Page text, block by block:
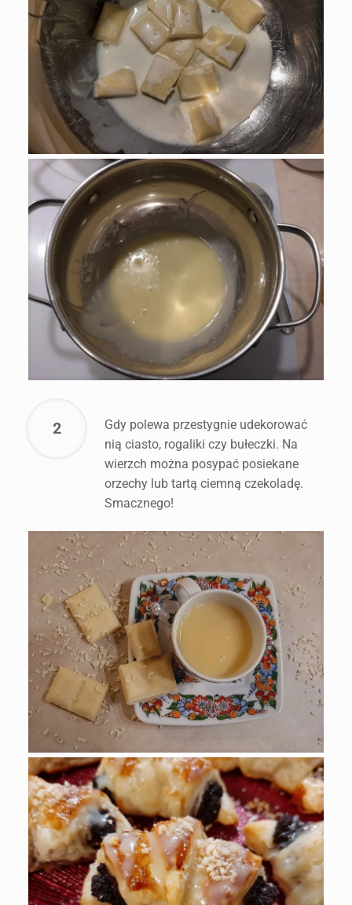
2
Gdy polewa przestygnie udekorować
nią ciasto, rogaliki czy bułeczki. Na
wierzch można posypać posiekane
orzechy lub tartą ciemną czekoladę.
Smacznego!